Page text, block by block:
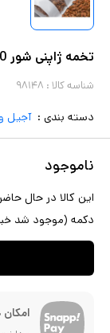
تخمه ژاپنی شور 250 گرم وجیسنک
شناسه کالا : ۹۸۱۴۸
دسته بندی : آجیل
ناموجود
این کالا در حال
دکمه (موجود شد